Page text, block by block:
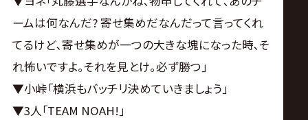
ームは何なんだ? 寄せ集めだなんだって言ってくれ
てるけど､寄せ集めが一つの大きな塊になった時､そ
れ怖いですよ｡それを見とけ｡必ず勝つ｣
▼小峠｢横浜もバッチリ決めていきましょう｣
▼3人｢TEAM NOAH!｣